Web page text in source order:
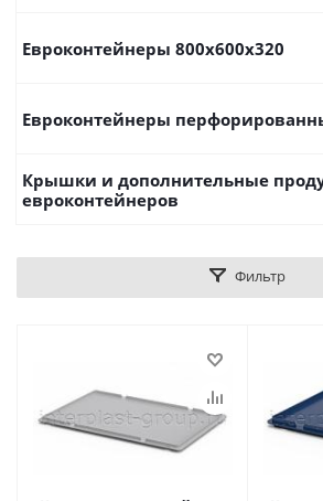
Евроконтейнеры 800х600х320
Евроконтейнеры
Крышки и дополнительные
евроконтейнеров
Фильтр